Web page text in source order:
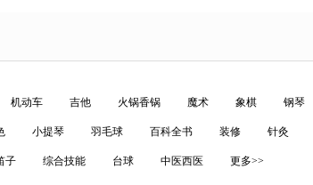
机动车 吉他 火锅香锅 魔术 象棋 钢琴
小提琴 羽毛球 百科全书 装修 针灸
子 综合技能 台球 中医西医 更多>>